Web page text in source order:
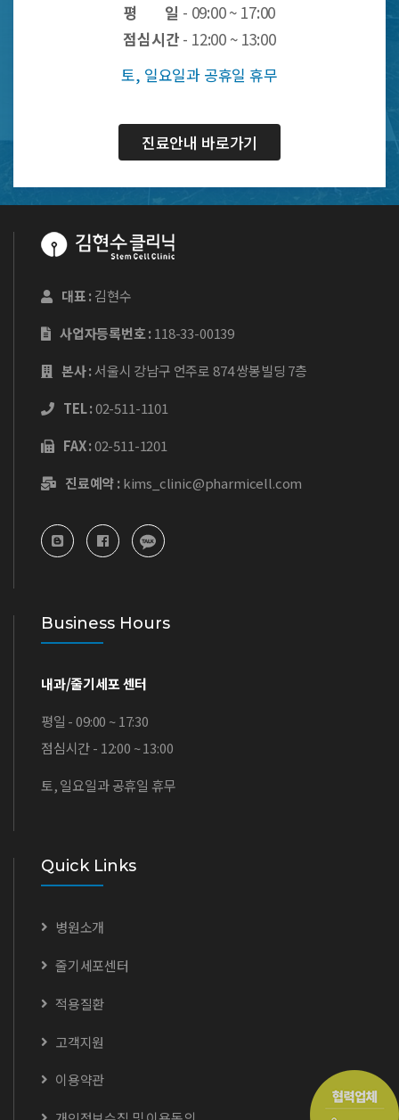
평 일 - 09:00 ~ 17:00
점심시간 - 12:00 ~ 13:00
토, 일요일과 공휴일 휴무
진료안내 바로가기
대표 :김현수
사업자등록번호 :118-33-00139
본사 :서울시 강남구 언주로 874 쌍봉빌딩 7층
TEL :02-511-1101
FAX :02-511-1201
진료예약 :kims_clinic@pharmicell.com
Business Hours
내과/줄기세포 센터
평일 - 09:00 ~ 17:30
점심시간 - 12:00 ~ 13:00
토, 일요일과 공휴일 휴무
Quick Links
병원소개
줄기세포센터
적용질환
고객지원
이용약관